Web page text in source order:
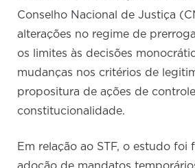
Conselho Nacional de Justiça
alterações no regime de
os limites às decisões
mudanças nos critérios de
propositura de ações de
constitucionalidade.
Em relação ao STF, o estudo foi